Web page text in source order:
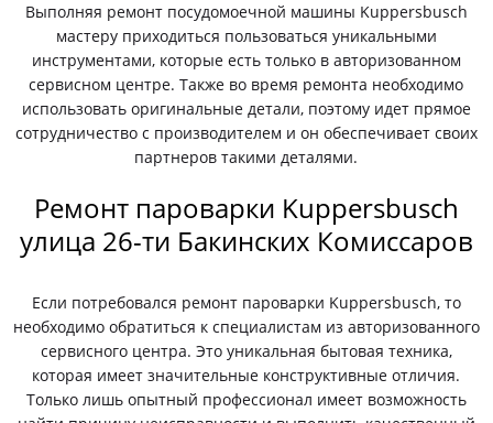
Выполняя ремонт посудомоечной машины Kuppersbusch
мастеру приходиться пользоваться уникальными
инструментами, которые есть только в авторизованном
сервисном центре. Также во время ремонта необходимо
использовать оригинальные детали, поэтому идет прямое
сотрудничество с производителем и он обеспечивает своих
партнеров такими деталями.
Ремонт пароварки Kuppersbusch
улица 26-ти Бакинских Комиссаров
Если потребовался ремонт пароварки Kuppersbusch, то
необходимо обратиться к специалистам из авторизованного
сервисного центра. Это уникальная бытовая техника,
которая имеет значительные конструктивные отличия.
Только лишь опытный профессионал имеет возможность